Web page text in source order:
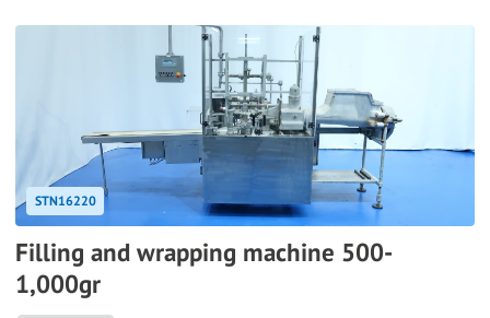
STN16220
Filling and wrapping machine 500-
1,000gr